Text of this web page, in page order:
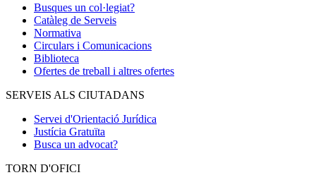
Busques un col·legiat?
Catàleg de Serveis
Normativa
Circulars i Comunicacions
Biblioteca
Ofertes de treball i altres ofertes
SERVEIS ALS CIUTADANS
Servei d'Orientació Jurídica
Justícia Gratuïta
Busca un advocat?
TORN D'OFICI